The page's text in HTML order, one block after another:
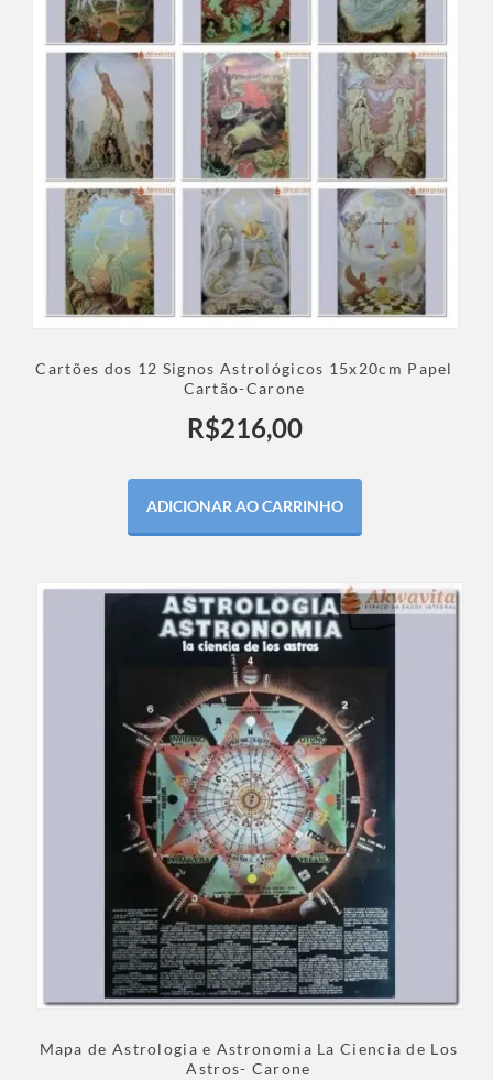
Cartões dos 12 Signos Astrológicos 15x20cm Papel
Cartão-Carone
R$216,00
ADICIONAR AO CARRINHO
Mapa de Astrologia e Astronomia La Ciencia de Los
Astros- Carone